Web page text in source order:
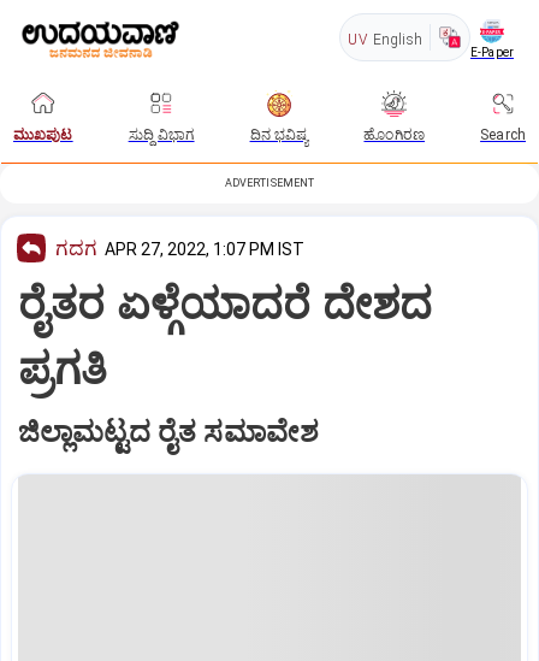
UV English
E-Paper
ಮುಖಪುಟ ಸುದ್ದಿ ವಿಭಾಗ ದಿನ ಭವಿಷ್ಯ ಹೊಂಗಿರಣ Search
ADVERTISEMENT
ಗದಗ APR 27, 2022, 1:07 PM IST
ರೈತರ ಏಳ್ಗೆಯಾದರೆ ದೇಶದ
ಪ್ರಗತಿ
ಜಿಲ್ಲಾಮಟ್ಟದ ರೈತ ಸಮಾವೇಶ